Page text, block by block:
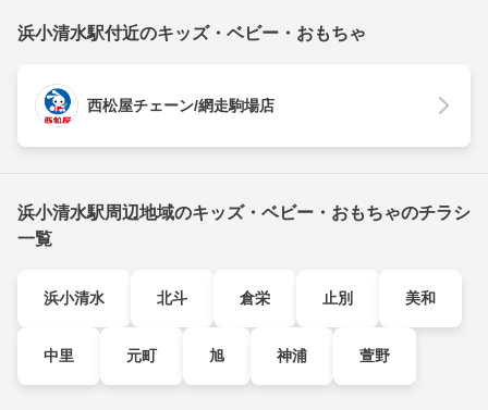
浜小清水駅付近のキッズ・ベビー・おもちゃ
西松屋チェーン/網走駒場店
浜小清水駅周辺地域のキッズ・ベビー・おもちゃのチラシ
一覧
浜小清水 北斗 倉栄 止別 美和
中里 元町 旭 神浦 萱野